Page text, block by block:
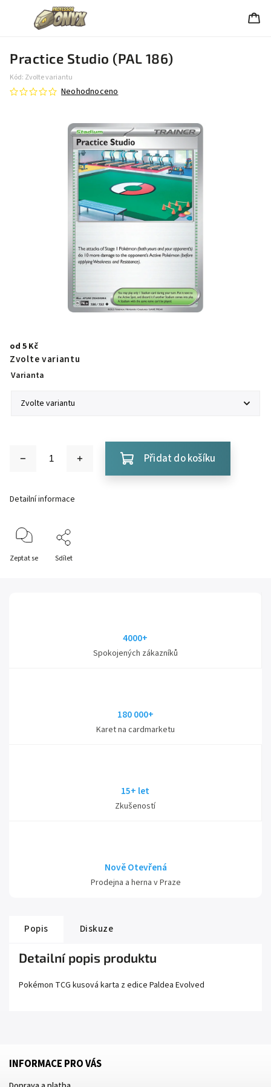
Practice Studio (PAL 186)
Kód: Zvolte variantu
Neohodnoceno
od 5 Kč
Zvolte variantu
Varianta
Přidat do košíku
Detailní informace
Zeptat se Sdílet
4000+
Spokojených zákazníků
180 000+
Karet na cardmarketu
15+ let
Zkušeností
Nově Otevřená
Prodejna a herna v Praze
Popis Diskuze
Detailní popis produktu
Pokémon TCG kusová karta z edice Paldea Evolved
INFORMACE PRO VÁS